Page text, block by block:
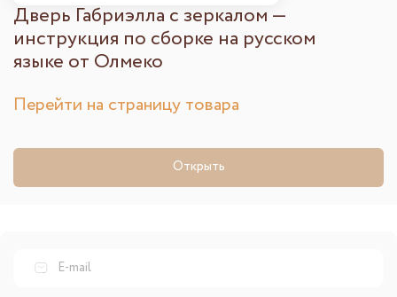
Дверь Габриэлла с зеркалом —
инструкция по сборке на русском
языке от Олмеко
Перейти на страницу товара
Открыть